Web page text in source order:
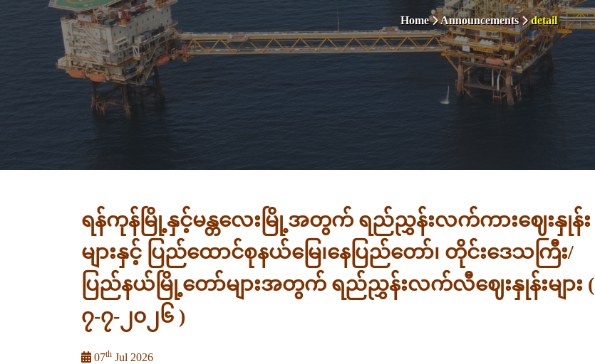
Home Announcements detail
ရန်ကုန်မြို့နှင့်မန္တလေးမြို့အတွက် ရည်ညွှန်းလက်ကားဈေးနှုန်း
များနှင့် ပြည်ထောင်စုနယ်မြေ၊နေပြည်တော်၊ တိုင်းဒေသကြီး/
ပြည်နယ်မြို့တော်များအတွက် ရည်ညွှန်းလက်လီဈေးနှုန်းများ (
၇-၇-၂၀၂၆ )
07th Jul 2026